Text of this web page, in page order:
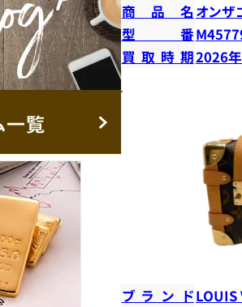
商品名 オンザ
型番
買取時期2026
ブランドLOUIS